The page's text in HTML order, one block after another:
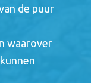
de puur
waarover